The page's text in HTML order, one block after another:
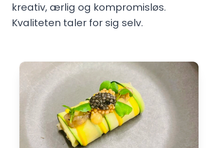
kreativ, ærlig og kompromisløs.
Kvaliteten taler for sig selv.